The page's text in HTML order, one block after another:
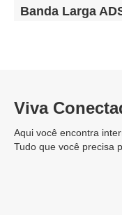
Banda Larga
Viva
Aqui você encontra
Tudo que você precisa